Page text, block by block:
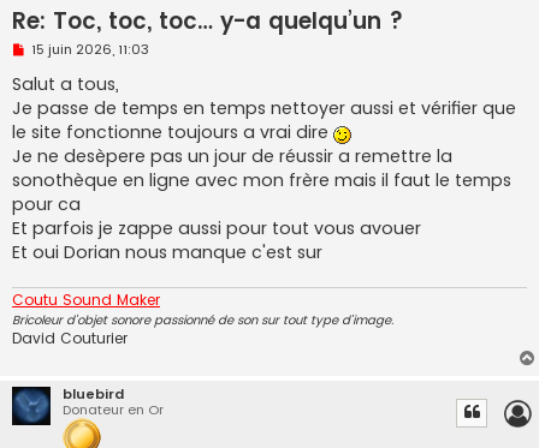
Re: Toc, toc, toc… y-a quelqu’un ?
M
s
s
a
g
e
n
o
n
l
15 juin 2026, 11:03
Salut a tous,
Je passe de temps en temps nettoyer aussi et vérifier que
le site fonctionne toujours a vrai dire
Je ne desèpere pas un jour de réussir a remettre la
sonothèque en ligne avec mon frère mais il faut le temps
pour ca
Et parfois je zappe aussi pour tout vous avouer
Et oui Dorian nous manque c'est sur
Coutu Sound Maker
Bricoleur d'objet sonore passionné de son sur tout type d'image.
David Couturier
bluebird
Donateur en Or